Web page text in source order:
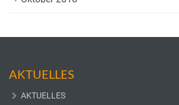
AKTUELLES
AKTUELLES